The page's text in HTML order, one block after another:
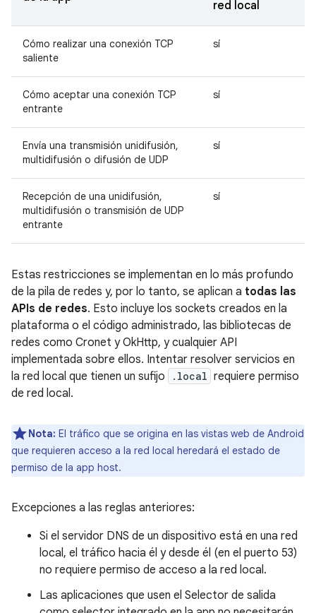
red local
Cómo realizar una conexión TCP
saliente
sí
Cómo aceptar una conexión TCP
entrante
sí
Envía una transmisión unidifusión,
multidifusión o difusión de UDP
sí
Recepción de una unidifusión,
multidifusión o transmisión de UDP
entrante
sí
Estas restricciones se implementan en lo más profundo
de la pila de redes y, por lo tanto, se aplican a todas las
APIs de redes. Esto incluye los sockets creados en la
plataforma o el código administrado, las bibliotecas de
redes como Cronet y OkHttp, y cualquier API
implementada sobre ellos. Intentar resolver servicios en
la red local que tienen un sufijo
.local requiere permiso
de red local.
Nota: El tráfico que se origina en las vistas web de Android
que requieren acceso a la red local heredará el estado de
permiso de la app host.
Excepciones a las reglas anteriores:
Si el servidor DNS de un dispositivo está en una red
local, el tráfico hacia él y desde él (en el puerto 53)
no requiere permiso de acceso a la red local.
Las aplicaciones que usen el Selector de salida